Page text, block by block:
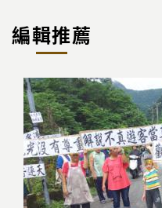
編輯推薦